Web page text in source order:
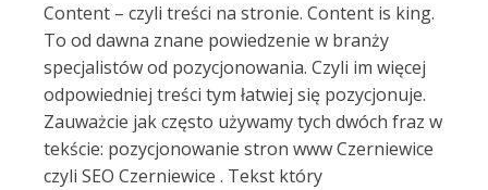
Content – czyli treści na stronie. Content is king.
To od dawna znane powiedzenie w branży
specjalistów od pozycjonowania. Czyli im więcej
odpowiedniej treści tym łatwiej się pozycjonuje.
Zauważcie jak często używamy tych dwóch fraz w
tekście: pozycjonowanie stron www Czerniewice
czyli SEO Czerniewice . Tekst który